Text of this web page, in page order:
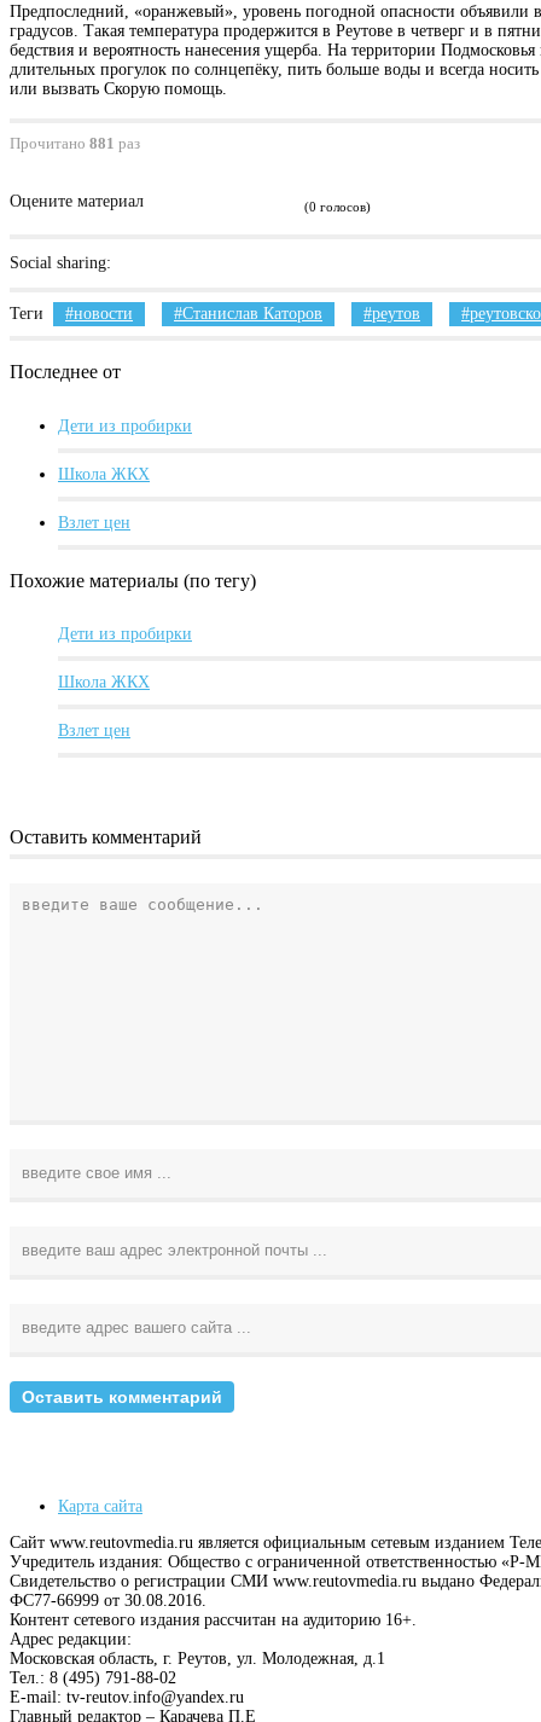
Предпоследний, «оранжевый», уровень погодной опасности объявили
градусов. Такая температура продержится в Реутове в четверг и в
бедствия и вероятность нанесения ущерба. На территории
длительных прогулок по солнцепёку, пить больше воды и всегда
или вызвать Скорую помощь.
Прочитано 881 раз
Оцените материал (0 голосов)
Social sharing:
Теги новости Станислав Каторов реутов
Последнее от
Дети из пробирки
Школа ЖКХ
Взлет цен
Похожие материалы (по тегу)
Дети из пробирки
Школа ЖКХ
Взлет цен
Оставить комментарий
Карта сайта
Сайт www.reutovmedia.ru является официальным сетевым изданием
Учредитель издания: Общество с ограниченной ответственностью
Свидетельство о регистрации СМИ www.reutovmedia.ru выдано
ФС77-66999 от 30.08.2016.
Контент сетевого издания рассчитан на аудиторию 16+.
Адрес редакции:
Московская область, г. Реутов, ул. Молодежная, д.1
Тел.: 8 (495) 791-88-02
E-mail: tv-reutov.info@yandex.ru
Главный редактор – Карачева П.Е